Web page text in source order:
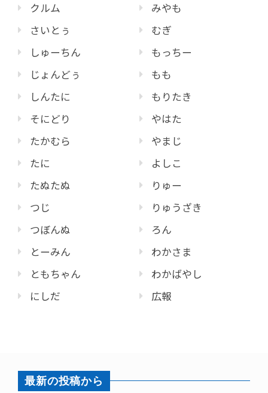
クルム
さいとぅ
しゅーちん
じょんどぅ
しんたに
そにどり
たかむら
たに
たぬたぬ
つじ
つぼんぬ
とーみん
ともちゃん
にしだ
みやも
むぎ
もっちー
もも
もりたき
やはた
やまじ
よしこ
りゅー
りゅうざき
ろん
わかさま
わかばやし
広報
最新の投稿から